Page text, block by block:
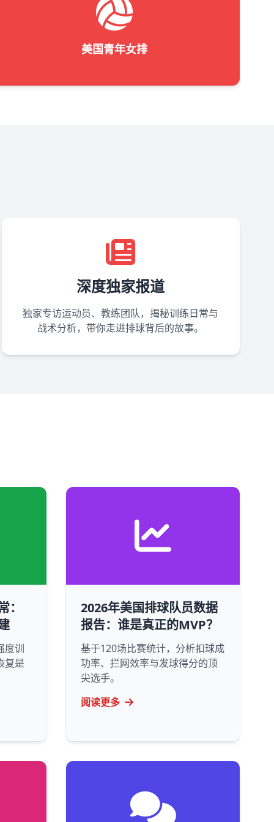
美国青年女排
深度独家报道
独家专访运动员、教练团队，揭秘训练日常与
战术分析，带你走进排球背后的故事。
：
度训
复是
2026年美国排球队员数据
报告：谁是真正的MVP？
基于120场比赛统计，分析扣球成
功率、拦网效率与发球得分的顶
尖选手。
阅读更多